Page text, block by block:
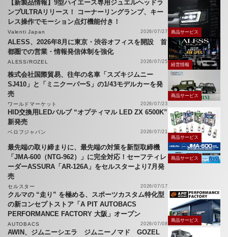
【新製品情報】9型ハイエース専用ジュエルヘッドラ
ンプULTRAリリース！ コーナーリングランプ、キー
レス操作でモーション点灯機能付き！
Valenti Japan 2026/07/27 商品サービス
ALESS、2026年8月に東京・渋谷オフィスを開設 首
都圏での営業・情報発信体制を強化
ALESS/ROZEL 2026/07/25
経営情報
株式会社国際貿易、往年の名車「スズキジムニー
SJ410」と「ミニクーパーS」の1/43モデルカーを発
売
ワールドマーケット 2026/07/23
商品サービス
HID交換用LEDバルブ “オプティマル LED ZX 6500K”
新発売
ベロフジャパン
2026/07/21
商品サービス
最先端の取り締まりに、最先端の対策を新型取締機
「JMA-600（NTG-962）」に完全対応！セーフティレ
ーダーASSURA「AR-126A」をセルスターより7月発
売
セルスター 2026/07/17
商品サービス
クルマの “走り” を極める、スポーツカスタム特化型
の新コンセプトストア「A PIT AUTOBACS
PERFORMANCE FACTORY 大阪」オープン
AUTOBACS 2026/07/08
商品サービス
AWIN、ジムニーシエラ ジムニーノマド GOZEL